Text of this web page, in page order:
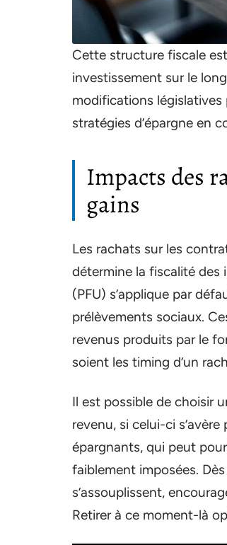
Cette structure fiscale
investissement sur le
modifications législatives
stratégies d’épargne en
Impacts des
gains
Les rachats sur les
détermine la fiscalité
(PFU) s’applique par
prélèvements sociaux.
revenus produits par le
soient les timing d’un
Il est possible de choisir
revenu, si celui-ci
épargnants, qui peut
faiblement imposées.
s’assouplissent,
Retirer à ce moment-là